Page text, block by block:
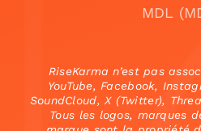
MDL
RiseKarma n’est pas
YouTube, Facebook,
SoundCloud, X (Twitter),
Tous les logos, marques